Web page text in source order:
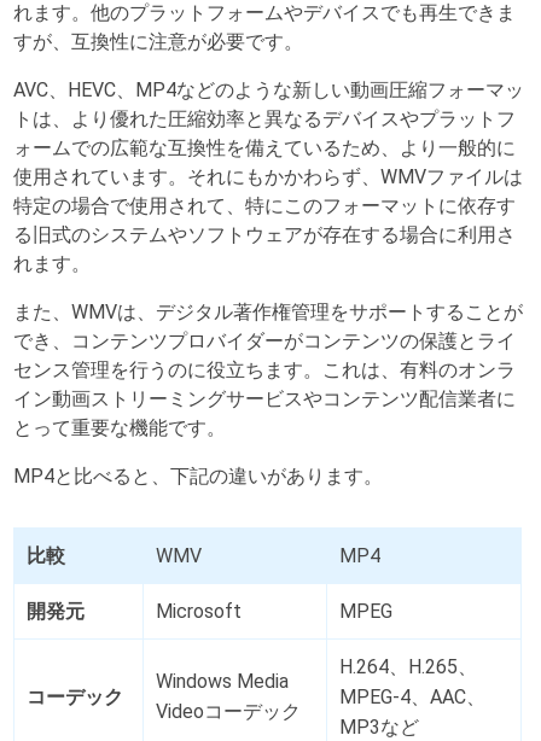
れます。他のプラットフォームやデバイスでも再生できま
すが、互換性に注意が必要です。
AVC、HEVC、MP4などのような新しい動画圧縮フォーマッ
トは、より優れた圧縮効率と異なるデバイスやプラットフ
ォームでの広範な互換性を備えているため、より一般的に
使用されています。それにもかかわらず、WMVファイルは
特定の場合で使用されて、特にこのフォーマットに依存す
る旧式のシステムやソフトウェアが存在する場合に利用さ
れます。
また、WMVは、デジタル著作権管理をサポートすることが
でき、コンテンツプロバイダーがコンテンツの保護とライ
センス管理を行うのに役立ちます。これは、有料のオンラ
イン動画ストリーミングサービスやコンテンツ配信業者に
とって重要な機能です。
MP4と比べると、下記の違いがあります。
比較 WMV MP4
開発元 Microsoft MPEG
コーデック
Windows Media
Videoコーデック
H.264、H.265、
MPEG-4、AAC、
MP3など